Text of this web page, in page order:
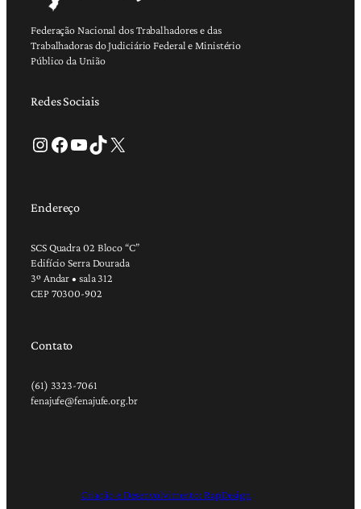
Federação Nacional dos Trabalhadores e das
Trabalhadoras do Judiciário Federal e Ministério
Público da União
Redes Sociais
Instagram Facebook Youtube TikTok X
Endereço
SCS Quadra 02 Bloco “C”
Edifício Serra Dourada
3º Andar • sala 312
CEP 70300-902
Contato
(61) 3323-7061
fenajufe@fenajufe.org.br
Criação e Desenvolvimento: RapDesign